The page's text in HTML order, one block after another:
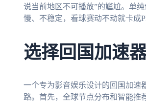
说当前地区不可播放”的尴尬。单
慢、不稳定，看球赛动不动就卡成
选择回国加速
一个专为影音娱乐设计的回国加速
路。首先，全球节点分布和智能推